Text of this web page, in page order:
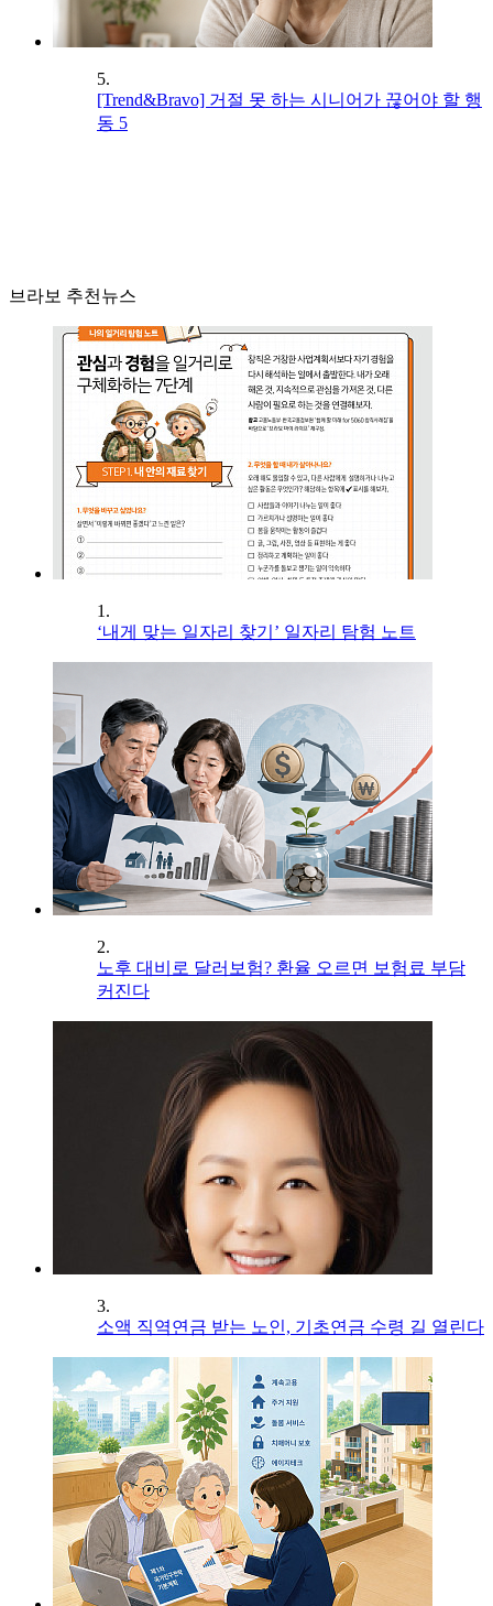
5.
[Trend&Bravo] 거절 못 하는 시니어가 끊어야 할 행
동 5
브라보 추천뉴스
1.
‘내게 맞는 일자리 찾기’ 일자리 탐험 노트
2.
노후 대비로 달러보험? 환율 오르면 보험료 부담
커진다
3.
소액 직역연금 받는 노인, 기초연금 수령 길 열린다